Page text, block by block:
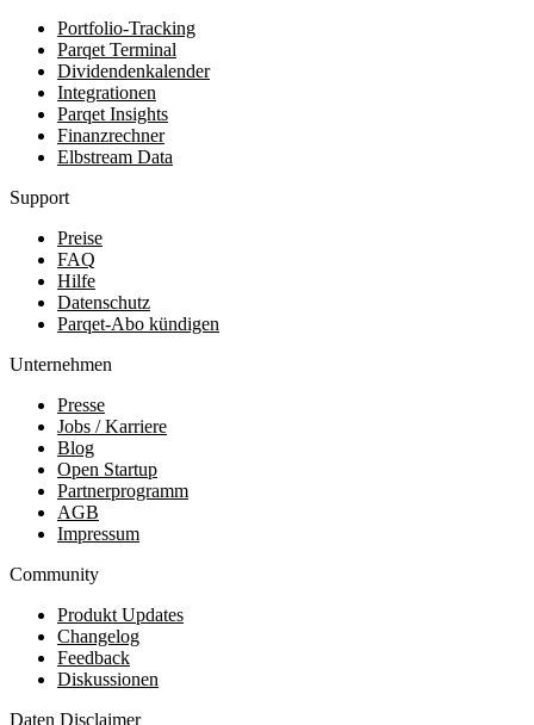
Portfolio-Tracking
Parqet Terminal
Dividendenkalender
Integrationen
Parqet Insights
Finanzrechner
Elbstream Data
Support
Preise
FAQ
Hilfe
Datenschutz
Parqet-Abo kündigen
Unternehmen
Presse
Jobs / Karriere
Blog
Open Startup
Partnerprogramm
AGB
Impressum
Community
Produkt Updates
Changelog
Feedback
Diskussionen
Daten Disclaimer